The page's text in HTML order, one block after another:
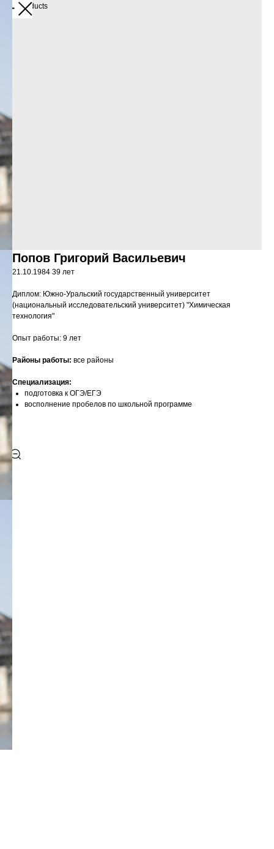
More products
Попов Григорий Васильевич
21.10.1984 39 лет
Диплом: Южно-Уральский государственный университет
(национальный исследовательский университет) "Химическая
технология"
Опыт работы: 9 лет
Районы работы: все районы
Специализация:
подготовка к ОГЭ/ЕГЭ
восполнение пробелов по школьной программе